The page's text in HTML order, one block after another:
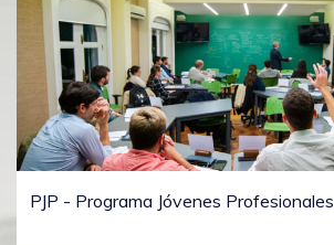
PJP - Programa Jóvenes Profesionales